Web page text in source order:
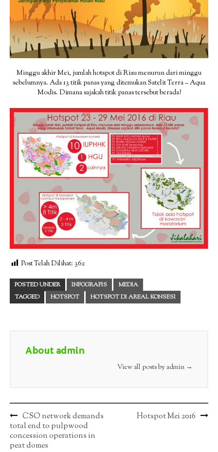
Minggu akhir Mei, jumlah hotspot di Riau menurun dari minggu
sebelumnya. Ada 13 titik panas yang ditemukan Satelit Terra – Aqua
Modis. Dimana sajakah titik panas tersebut berada?
Post Telah Dilihat: 362
POSTED UNDER INFOGRAFIS
MEDIA
TAGGED
HOTSPOT HOTSPOT DI AREAL KONSESI
About admin
View all posts by admin →
Post
navigation
CSO network demands
total end to pulpwood
concession operations in
peat domes
Hotspot Mei 2016